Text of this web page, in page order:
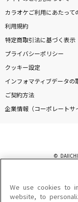
清水翔太
[生音]冬のうた
Kiroro
シリウス
カラオケご利用にあたって
利用規約
特定商取引法に基づく表示
プライバシーポリシー
クッキー設定
インフォマティブデータの
ご契約方法
企業情報（コーポレートサ
©
このサイトに掲載されてい
を問わず、著作権法の定め
を禁じます。
We use cookies to
website, to